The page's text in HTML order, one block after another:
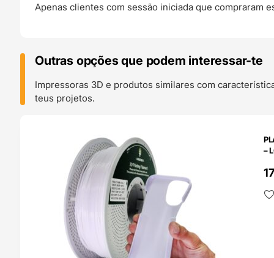
Apenas clientes com sessão iniciada que compraram
Outras opções que podem interessar-te
Impressoras 3D e produtos similares com
teus projetos.
–